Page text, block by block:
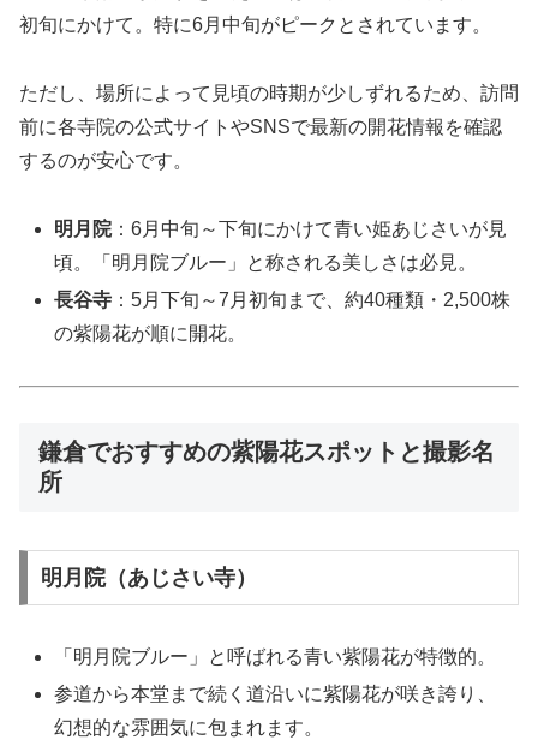
初旬にかけて。特に6月中旬がピークとされています。
ただし、場所によって見頃の時期が少しずれるため、訪問
前に各寺院の公式サイトやSNSで最新の開花情報を確認
するのが安心です。
明月院：6月中旬～下旬にかけて青い姫あじさいが見
頃。「明月院ブルー」と称される美しさは必見。
長谷寺 ：5月下旬～7月初旬まで、約40種類・2,500株
の紫陽花が順に開花。
鎌倉でおすすめの紫陽花スポットと撮影名
所
明月院（あじさい寺）
「明月院ブルー」と呼ばれる青い紫陽花が特徴的。
参道から本堂まで続く道沿いに紫陽花が咲き誇り、
幻想的な雰囲気に包まれます。